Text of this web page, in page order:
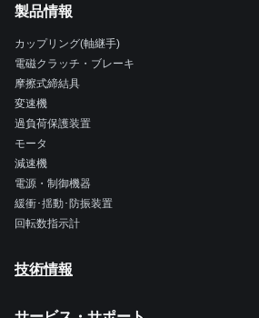
製品情報
カップリング(軸継手)
電磁クラッチ・ブレーキ
摩擦式締結具
変速機
過負荷保護装置
モータ
減速機
電源・制御機器
緩衝･揺動･防振装置
回転数指示計
技術情報